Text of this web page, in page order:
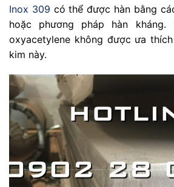
Inox 309 có thể được hàn bằng
hoặc phương pháp hàn kháng.
oxyacetylene không được ưa
kim này.